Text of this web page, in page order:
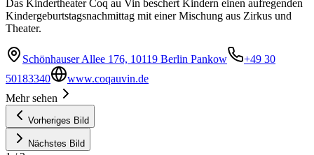
Das Kindertheater Coq au Vin beschert Kindern einen aufregenden
Kindergeburtstagsnachmittag mit einer Mischung aus Zirkus und
Theater.
Schönhauser Allee 176, 10119 Berlin Pankow
+49 30
50183340
www.coqauvin.de
Mehr sehen
Vorheriges Bild
Nächstes Bild